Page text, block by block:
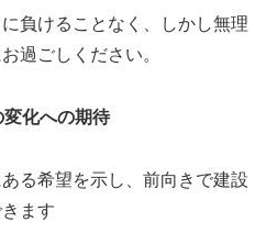
負けることなく、しかし無理
過ごしください。
変化への期待
る希望を示し、前向きで建設
ます